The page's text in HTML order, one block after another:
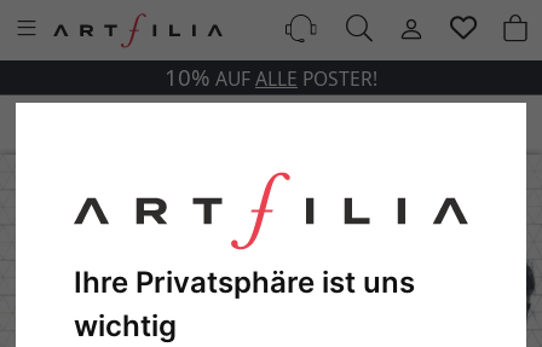
Ihre Privatsphäre ist uns
wichtig
10% AUFALLE POSTER!